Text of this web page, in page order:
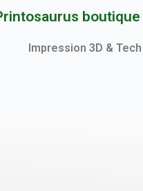
Impression 3D & Tech